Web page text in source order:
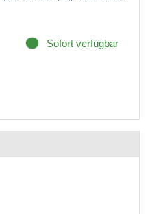
Sofort verfügbar